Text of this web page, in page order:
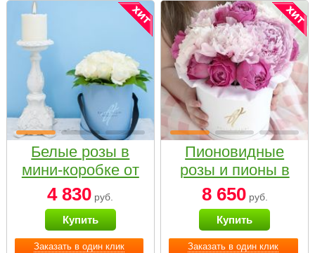
Заказать в один клик
Белые розы в
мини-коробке от
Bella Fiori
4 830 руб.
Купить
Заказать в один клик
Пионовидные
розы и пионы в
белой коробке
Small
8 650руб.
Купить